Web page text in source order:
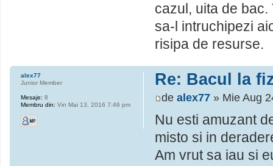
cazul, uita de
sa-l intruchipezi
risipa de resurse.
Re: Bacul la
de alex77 » Mie Aug
Nu esti amuzant
misto si in
Am vrut sa iau si
alex77
Junior Member
Mesaje: 8
Membru din: Vin Mai 13, 2016 7:46 pm